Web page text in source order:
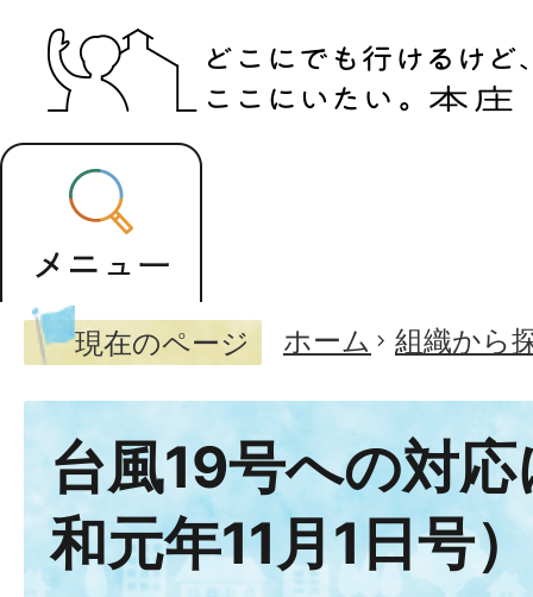
現在のページ ホーム 組織から
台風19号への対
和元年11月1日号）